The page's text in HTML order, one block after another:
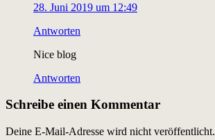
28. Juni 2019 um 12:49
Antworten
Nice blog
Antworten
Schreibe einen Kommentar
Deine E-Mail-Adresse wird nicht veröffentlicht.